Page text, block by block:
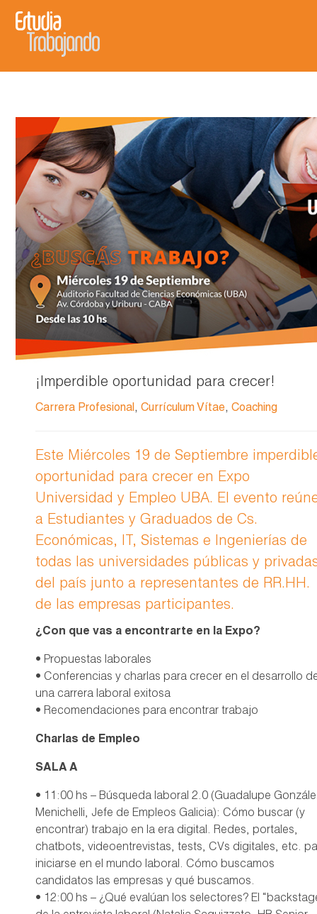
¡Imperdible oportunidad para crecer!
Carrera Profesional, Currículum Vítae, Coaching
Este Miércoles 19 de Septiembre
oportunidad para crecer en Expo
Universidad y Empleo UBA. El evento
a Estudiantes y Graduados de Cs.
Económicas, IT, Sistemas e Ingenierías de
todas las universidades públicas y
del país junto a representantes de RR.HH.
de las empresas participantes.
¿Con que vas a encontrarte en la Expo?
• Propuestas laborales
• Conferencias y charlas para crecer en el desarrollo
una carrera laboral exitosa
• Recomendaciones para encontrar trabajo
Charlas de Empleo
SALA A
• 11:00 hs – Búsqueda laboral 2.0 (Guadalupe
Menichelli, Jefe de Empleos Galicia): Cómo buscar (y
encontrar) trabajo en la era digital. Redes, portales,
chatbots, videoentrevistas, tests, CVs digitales, etc.
iniciarse en el mundo laboral. Cómo buscamos
candidatos las empresas y qué buscamos.
• 12:00 hs – ¿Qué evalúan los selectores? El